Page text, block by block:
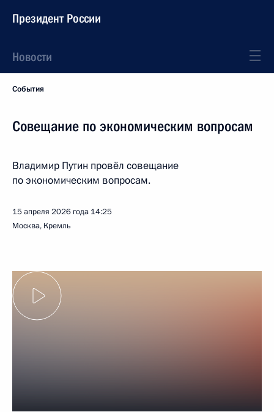
Президент России
Новости
События
Совещание по экономическим вопросам
Владимир Путин провёл совещание
по экономическим вопросам.
15 апреля 2026 года 14:25
Москва, Кремль